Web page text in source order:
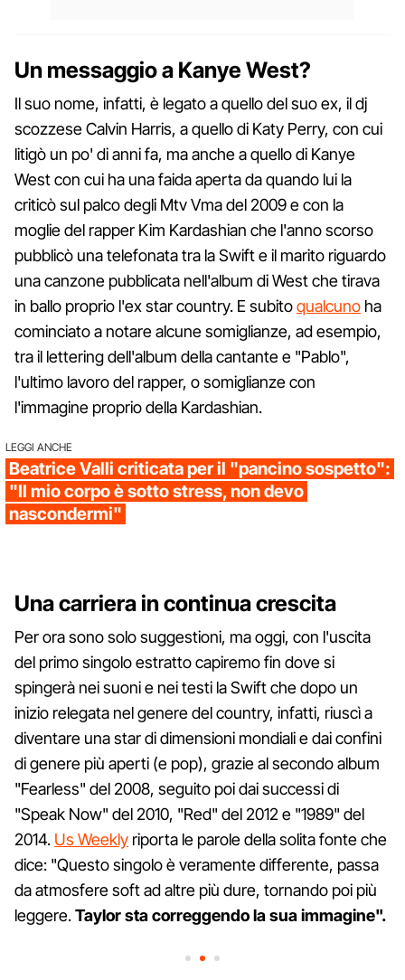
Un messaggio a Kanye West?
Il suo nome, infatti, è legato a quello del suo ex, il dj
scozzese Calvin Harris, a quello di Katy Perry, con cui
litigò un po' di anni fa, ma anche a quello di Kanye
West con cui ha una faida aperta da quando lui la
criticò sul palco degli Mtv Vma del 2009 e con la
moglie del rapper Kim Kardashian che l'anno scorso
pubblicò una telefonata tra la Swift e il marito riguardo
una canzone pubblicata nell'album di West che tirava
in ballo proprio l'ex star country. E subitoqualcuno ha
cominciato a notare alcune somiglianze, ad esempio,
tra il lettering dell'album della cantante e "Pablo",
l'ultimo lavoro del rapper, o somiglianze con
l'immagine proprio della Kardashian.
LEGGI ANCHE
Beatrice Valli criticata per il "pancino sospetto":
"Il mio corpo è sotto stress, non devo
nascondermi"
Una carriera in continua crescita
Per ora sono solo suggestioni, ma oggi, con l'uscita
del primo singolo estratto capiremo fin dove si
spingerà nei suoni e nei testi la Swift che dopo un
inizio relegata nel genere del country, infatti, riuscì a
diventare una star di dimensioni mondiali e dai confini
di genere più aperti (e pop), grazie al secondo album
"Fearless" del 2008, seguito poi dai successi di
"Speak Now" del 2010, "Red" del 2012 e "1989" del
2014. Us Weekly riporta le parole della solita fonte che
dice: "Questo singolo è veramente differente, passa
da atmosfere soft ad altre più dure, tornando poi più
leggere.Taylor sta correggendo la sua immagine".